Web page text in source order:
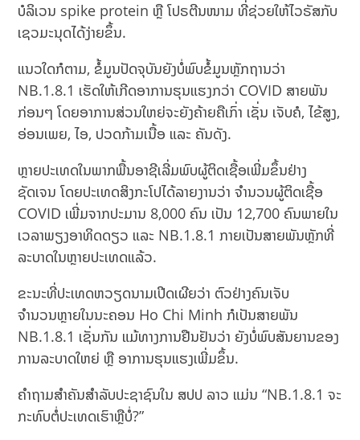
ບໍລິເວນ spike protein ຫຼື ໂປຣຕີນໜາມ ທີ່ຊ່ວຍໃຫ້ໄວຣັສກັບ
ເຊວມະນຸດໄດ້ງ່າຍຂຶ້ນ.
ແນວໃດກໍຕາມ, ຂໍ້ມູນປັດຈຸບັນຍັງບໍ່ພົບຂໍ້ມູນຫຼັກຖານວ່າ
NB.1.8.1 ເຮັດໃຫ້ເກີດອາການຮຸນແຮງກວ່າ COVID ສາຍພັນ
ກ່ອນໆ ໂດຍອາການສ່ວນໃຫຍ່ຈະຍັງຄ້າຍຄືເກົ່າ ເຊັ່ນ ເຈັບຄໍ, ໄຂ້ສູງ,
ອ່ອນເພຍ, ໄອ, ປວດກ້າມເນື້ອ ແລະ ຄັນດັງ.
ຫຼາຍປະເທດໃນພາກພື້ນອາຊີເລີ່ມພົບຜູ້ຕິດເຊື້ອເພີ່ມຂຶ້ນຢ່າງ
ຊັດເຈນ ໂດຍປະເທດສິງກະໂປໄດ້ລາຍງານວ່າ ຈຳນວນຜູ້ຕິດເຊື້ອ
COVID ເພີ່ມຈາກປະມານ 8,000 ຄົນ ເປັນ 12,700 ຄົນພາຍໃນ
ເວລາພຽງອາທິດດຽວ ແລະ NB.1.8.1 ກາຍເປັນສາຍພັນຫຼັກທີ່
ລະບາດໃນຫຼາຍປະເທດແລ້ວ.
ຂະນະທີ່ປະເທດຫວຽດນາມເປີດເຜີຍວ່າ ຕົວຢ່າງຄົນເຈັບ
ຈຳນວນຫຼາຍໃນນະຄອນ Ho Chi Minh ກໍເປັນສາຍພັນ
NB.1.8.1 ເຊັ່ນກັນ ແມ້ທາງການຢືນຢັນວ່າ ຍັງບໍ່ພົບສັນຍານຂອງ
ການລະບາດໃຫຍ່ ຫຼື ອາການຮຸນແຮງເພີ່ມຂຶ້ນ.
ຄຳຖາມສຳຄັນສຳລັບປະຊາຊົນໃນ ສປປ ລາວ ແມ່ນ “NB.1.8.1 ຈະ
ກະທົບຕໍ່ປະເທດເຮົາຫຼືບໍ່?”